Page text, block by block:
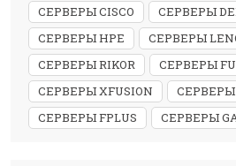
СЕРВЕРЫ CISCO
СЕРВЕРЫ
СЕРВЕРЫ HPE
СЕРВЕРЫ
СЕРВЕРЫ RIKOR
СЕРВЕРЫ
СЕРВЕРЫ XFUSION
СЕРВЕРЫ
СЕРВЕРЫ FPLUS
СЕРВЕРЫ